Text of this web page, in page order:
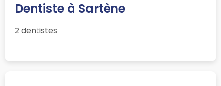
Dentiste à Sartène
2 dentistes